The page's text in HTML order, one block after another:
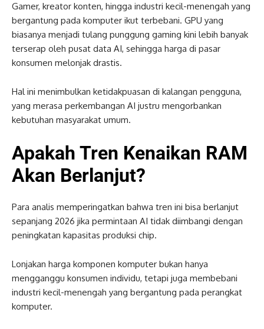
Gamer, kreator konten, hingga industri kecil-menengah yang
bergantung pada komputer ikut terbebani. GPU yang
biasanya menjadi tulang punggung gaming kini lebih banyak
terserap oleh pusat data AI, sehingga harga di pasar
konsumen melonjak drastis.
Hal ini menimbulkan ketidakpuasan di kalangan pengguna,
yang merasa perkembangan AI justru mengorbankan
kebutuhan masyarakat umum.
Apakah Tren Kenaikan RAM
Akan Berlanjut?
Para analis memperingatkan bahwa tren ini bisa berlanjut
sepanjang 2026 jika permintaan AI tidak diimbangi dengan
peningkatan kapasitas produksi chip.
Lonjakan harga komponen komputer bukan hanya
mengganggu konsumen individu, tetapi juga membebani
industri kecil-menengah yang bergantung pada perangkat
komputer.